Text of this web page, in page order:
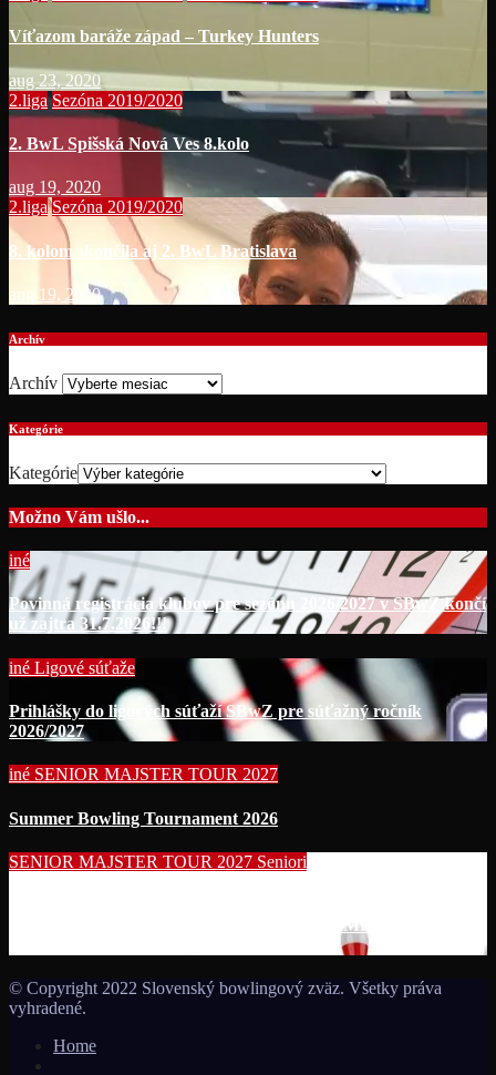
Víťazom baráže západ – Turkey Hunters
aug 23, 2020
2.liga Sezóna 2019/2020
2. BwL Spišská Nová Ves 8.kolo
aug 19, 2020
2.liga Sezóna 2019/2020
8. kolom skončila aj 2. BwL Bratislava
aug 19, 2020
Archív
Archív
Kategórie
Kategórie
Možno Vám ušlo...
iné
Povinná registrácia klubov pre sezónu 2026/2027 v SBwZ končí
už zajtra 31.7.2026!!!
iné Ligové súťaže
Prihlášky do ligových súťaží SBwZ pre súťažný ročník
2026/2027
iné SENIOR MAJSTER TOUR 2027
Summer Bowling Tournament 2026
SENIOR MAJSTER TOUR 2027 Seniori
MS seniorov 2027 v Thajsku turnajom SUMMER BOWLING
© Copyright 2022 Slovenský bowlingový zväz. Všetky práva
vyhradené.
Home